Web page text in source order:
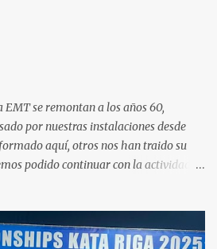
se remontan a los años 60,
por nuestras instalaciones desde
aquí, otros nos han traido su
podido continuar con la actividad
diferentes actividades sociales han
algo que continuamos realizando igual,